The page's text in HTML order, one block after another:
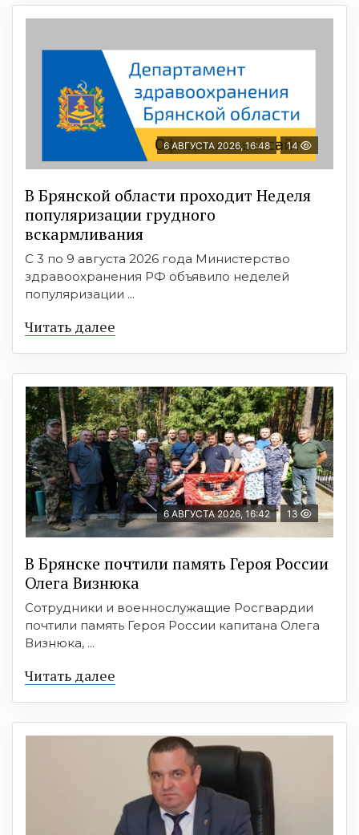
6 АВГУСТА 2026, 16:48 14
В Брянской области проходит Неделя
популяризации грудного
вскармливания
С 3 по 9 августа 2026 года Министерство
здравоохранения РФ объявило неделей
популяризации ...
Читать далее
6 АВГУСТА 2026, 16:42 13
В Брянске почтили память Героя России
Олега Визнюка
Сотрудники и военнослужащие Росгвардии
почтили память Героя России капитана Олега
Визнюка, ...
Читать далее